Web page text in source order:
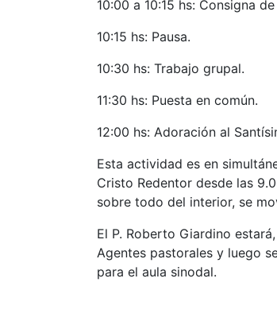
10:00 a 10:15 hs: Consigna
10:15 hs: Pausa.
10:30 hs: Trabajo grupal.
11:30 hs: Puesta en común.
12:00 hs: Adoración al
Esta actividad es en
Cristo Redentor desde las
sobre todo del interior, se
El P. Roberto Giardino
Agentes pastorales y luego
para el aula sinodal.